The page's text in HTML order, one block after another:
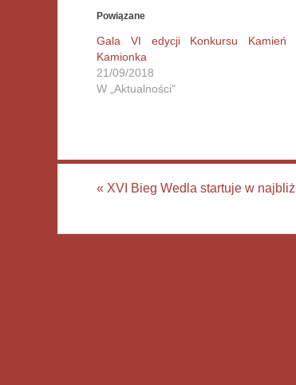
Powiązane
Gala VI edycji Konkursu Kamień
Kamionka
21/09/2018
W „Aktualności"
« XVI Bieg Wedla startuje w